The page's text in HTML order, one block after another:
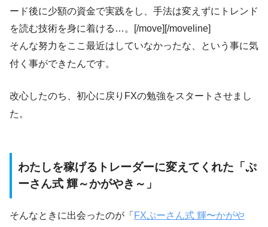
ード後に少額の資金で実践をし、手法は変えずにトレンド
を読む技術を身に着ける…。[/move][/moveline]
そんな努力をここ最近はしていなかったな、という事に気
付く事ができたんです。
改心したのち、初心に戻りFXの勉強をスタートさせまし
た。
わたしを稼げるトレーダーに変えてくれた「ぷ
ーさん式 輝～かがやき～」
そんなときに出会ったのが「 FXぷーさん式 輝〜かがや